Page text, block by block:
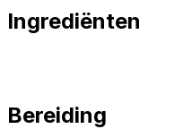
Ingrediënten
Bereiding